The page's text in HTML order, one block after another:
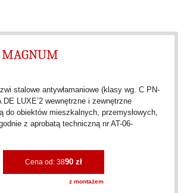
MAGNUM
stalowe antywłamaniowe (klasy wg. C PN-
DE LUXE’2 wewnętrzne i zewnętrzne
do obiektów mieszkalnych, przemysłowych,
z aprobatą techniczną nr AT-06-
Cena od: 3890 zł
z montażem